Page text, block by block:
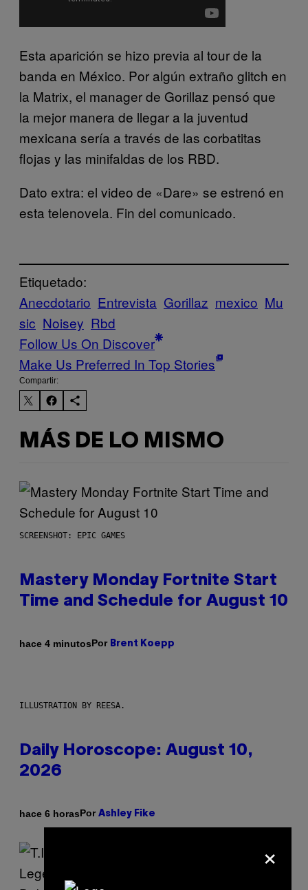
Esta aparición se hizo previa al tour de la
banda en México. Por algún extraño glitch en
la Matrix, el manager de Gorillaz pensó que
la mejor manera de llegar a la juventud
mexicana sería a través de las corbatitas
flojas y las minifaldas de los RBD.
Dato extra: el video de «Dare» se estrenó en
esta telenovela. Fin del comunicado.
Etiquetado:
Anecdotario Entrevista Gorillaz mexico Mu
sic Noisey Rbd
Follow Us On Discover
Make Us Preferred In Top Stories
Compartir:
MÁS DE LO MISMO
SCREENSHOT: EPIC GAMES
Mastery Monday Fortnite Start
Time and Schedule for August 10
hace 4 minutosPor Brent Koepp
ILLUSTRATION BY REESA.
Daily Horoscope: August 10,
2026
hace 6 horasPor Ashley Fike
×